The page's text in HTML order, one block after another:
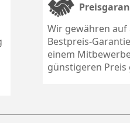
Wir gewähren
Bestpreis-
einem
günstigeren Preis